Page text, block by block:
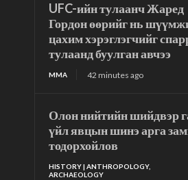
UFC-ийн тулаанч Жаред
Гордон өөрийг нь
цахим хэрэглэгчийг
тулаанд буулган авчээ
MMA 42 minutes ago
Олон нийтийн шийдвэр
үйл явцын шинэ арга
тодорхойлов
HISTORY | ANTHROPOLOGY,
ARCHAEOLOGY